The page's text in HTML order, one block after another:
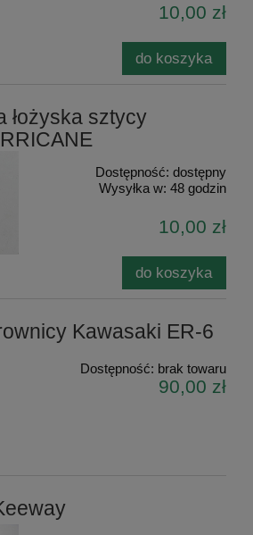
10,00 zł
do koszyka
łożyska sztycy
Dostępność: dostępny
Wysyłka w: 48 godzin
10,00 zł
do koszyka
Kawasaki ER-6
Dostępność: brak towaru
90,00 zł